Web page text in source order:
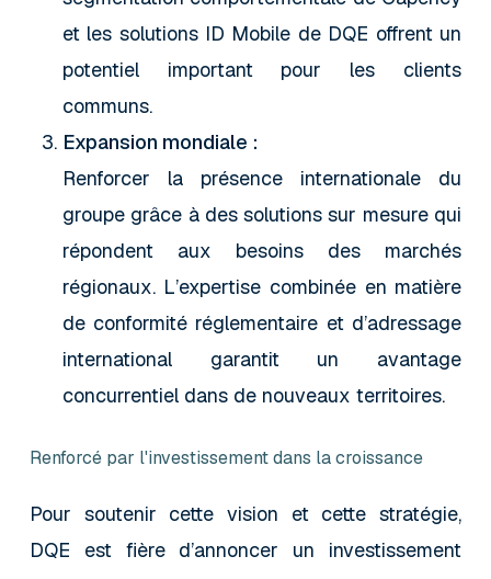
et les solutions ID Mobile de DQE offrent un
potentiel important pour les clients
communs.
Expansion mondiale :
Renforcer la présence internationale du
groupe grâce à des solutions sur mesure qui
répondent aux besoins des marchés
régionaux. L’expertise combinée en matière
de conformité réglementaire et d’adressage
international garantit un avantage
concurrentiel dans de nouveaux territoires.
Renforcé par l'investissement dans la croissance
Pour soutenir cette vision et cette stratégie,
DQE est fière d’annoncer un investissement